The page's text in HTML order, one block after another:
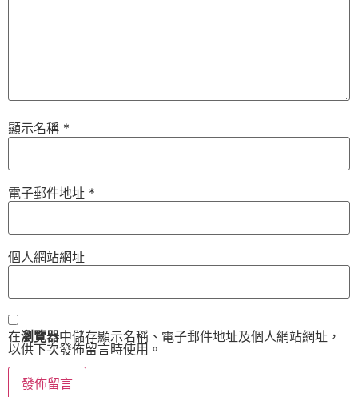
顯示名稱 *
電子郵件地址 *
個人網站網址
在瀏覽器中儲存顯示名稱、電子郵件地址及個人網站網址，
以供下次發佈留言時使用。